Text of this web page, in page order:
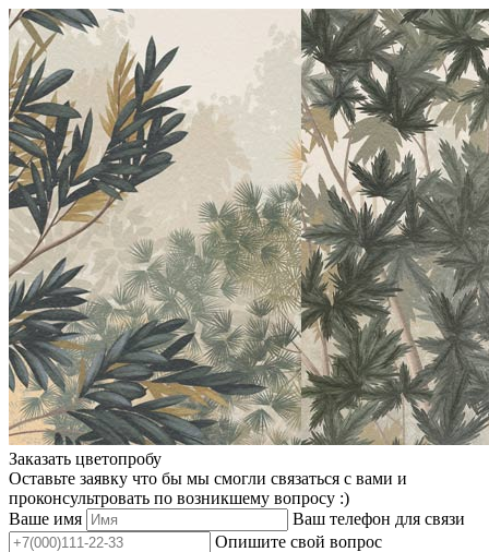
Заказать цветопробу
Оставьте заявку что бы мы смогли связаться с вами и
проконсультровать по возникшему вопросу :)
Ваше имя
Ваш телефон для связи
Опишите свой вопрос